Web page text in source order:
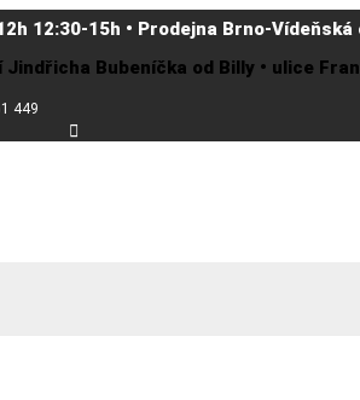
12:30-15h • Prodejna Brno-
Bubeníčka od Billy • ulice
449
